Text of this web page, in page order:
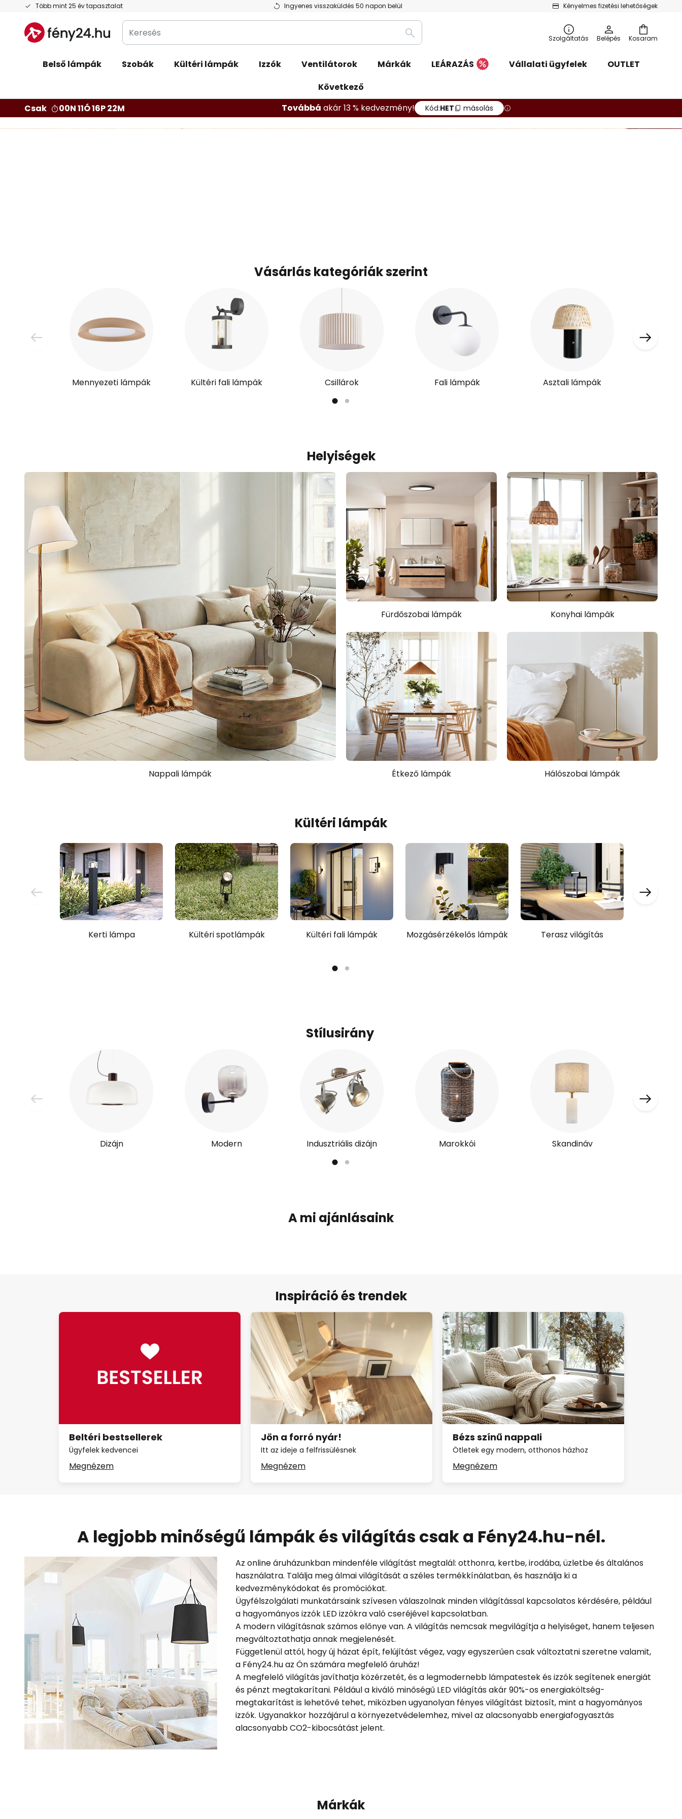
Több mint 25 év tapasztalat Ingyenes visszaküldés 50 napon belül Kényelmes fizetési lehetőségek
Ugrás
tartalomhoz
Kosaram
Keresés
Keresés
Szolgáltatás Belépés
Belső lámpák Szobák Kültéri lámpák Izzók Ventilátorok Márkák LEÁRAZÁS Vállalati ügyfelek
OUTLET
Következő
Csak
00N 11Ó 16P 20M Továbbá akár 13 % kedvezmény! Kód:HET másolás
Vásárlás kategóriák szerint
Mennyezeti lámpák Kültéri fali lámpák Csillárok Fali lámpák Asztali lámpák
Helyiségek
Nappali lámpák
Fürdőszobai lámpák Konyhai lámpák
Étkező lámpák Hálószobai lámpák
Kültéri lámpák
Kerti lámpa Kültéri spotlámpák Kültéri fali lámpák Mozgásérzékelős lámpák Terasz világítás
Stílusirány
Dizájn Modern Indusztriális dizájn Marokkói Skandináv
A mi ajánlásaink
Inspiráció és trendek
Beltéri bestsellerek
Ügyfelek kedvencei
Megnézem
Jön a forró nyár!
Itt az ideje a felfrissülésnek
Megnézem
Bézs színű nappali
Ötletek egy modern, otthonos házhoz
Megnézem
A legjobb minőségű lámpák és világítás csak a Fény24.hu-nél.
Az online áruházunkban mindenféle világítást megtalál: otthonra, kertbe, irodába, üzletbe és általános
használatra. Találja meg álmai világítását a széles termékkínálatban, és használja ki a
kedvezménykódokat és promóciókat.
Ügyfélszolgálati munkatársaink szívesen válaszolnak minden világítással kapcsolatos kérdésére, például
a hagyományos izzók LED izzókra való cseréjével kapcsolatban.
A modern világításnak számos előnye van. A világítás nemcsak megvilágítja a helyiséget, hanem teljesen
megváltoztathatja annak megjelenését.
Függetlenül attól, hogy új házat épít, felújítást végez, vagy egyszerűen csak változtatni szeretne valamit,
a Fény24.hu az Ön számára megfelelő áruház!
A megfelelő világítás javíthatja közérzetét, és a legmodernebb lámpatestek és izzók segítenek energiát
és pénzt megtakarítani. Például a kiváló minőségű LED világítás akár 90%-os energiaköltség-
megtakarítást is lehetővé tehet, miközben ugyanolyan fényes világítást biztosít, mint a hagyományos
izzók. Ugyanakkor hozzájárul a környezetvédelemhez, mivel az alacsonyabb energiafogyasztás
alacsonyabb CO2-kibocsátást jelent.
Márkák